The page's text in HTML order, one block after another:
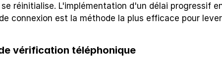
réinitialise. L'implémentation d'un délai progressif
connexion est la méthode la plus efficace pour
vérification téléphonique